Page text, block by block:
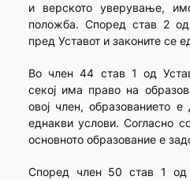
и верското уверување,
положба. Според став 2 од
пред Уставот и законите се
Во член 44 став 1 од
секој има право на
овој член, образованието
еднакви услови. Согласно
основното образование е
Според член 50 став 1 од